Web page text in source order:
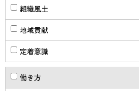
組織風土
地域貢献
定着意識
働き方